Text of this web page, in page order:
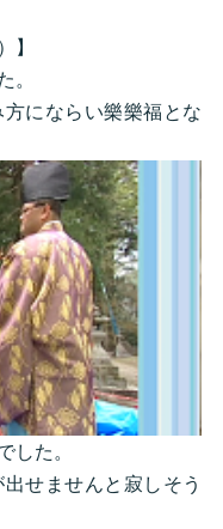
】
。
にならい樂樂福とな
した。
せませんと寂しそう